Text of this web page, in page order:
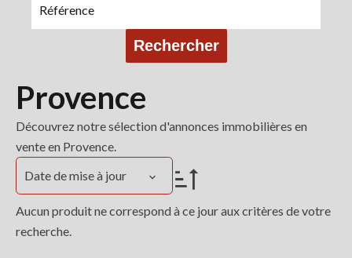
Rechercher
Provence
Découvrez notre sélection d'annonces immobilières en
vente en Provence.
Date de mise à jour
Aucun produit ne correspond à ce jour aux critères de votre
recherche.